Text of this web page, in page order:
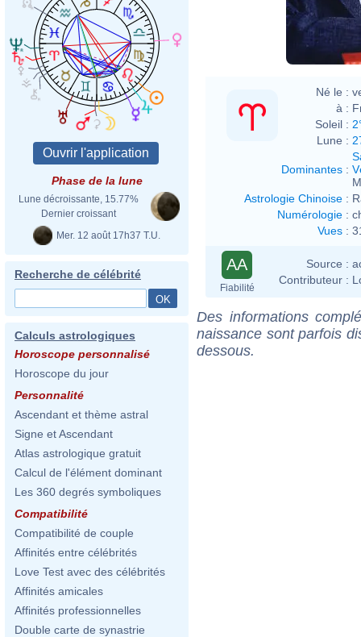
Phase de la lune
Lune décroissante, 15.77%
Dernier croissant
Mer. 12 août 17h37 T.U.
Recherche de célébrité
Calculs astrologiques
Horoscope personnalisé
Horoscope du jour
Personnalité
Ascendant et thème astral
Signe et Ascendant
Atlas astrologique gratuit
Calcul de l'élément dominant
Les 360 degrés symboliques
Compatibilité
Compatibilité de couple
Affinités entre célébrités
Love Test avec des célébrités
Affinités amicales
Affinités professionnelles
Double carte de synastrie
Né le :
à :
Soleil :
Lune :
Dominantes :
Astrologie Chinoise :
Numérologie :
Vues :
AA
Fiabilité
Source :
Contributeur :
Des informations
naissance sont parfois
dessous.